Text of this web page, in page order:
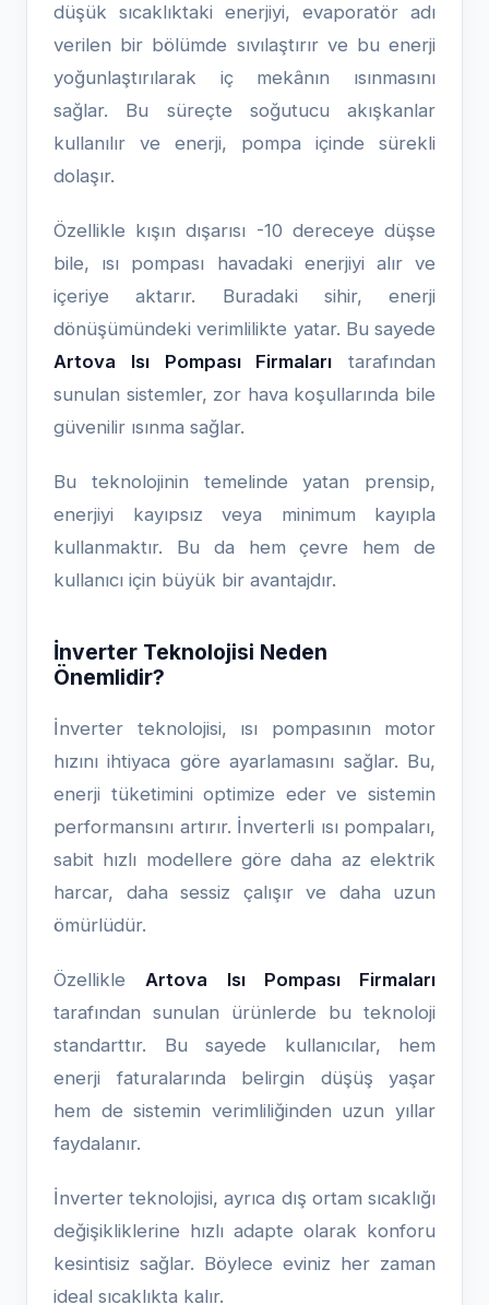
düşük sıcaklıktaki enerjiyi, evaporatör adı
verilen bir bölümde sıvılaştırır ve bu enerji
yoğunlaştırılarak iç mekânın ısınmasını
sağlar. Bu süreçte soğutucu akışkanlar
kullanılır ve enerji, pompa içinde sürekli
dolaşır.
Özellikle kışın dışarısı -10 dereceye düşse
bile, ısı pompası havadaki enerjiyi alır ve
içeriye aktarır. Buradaki sihir, enerji
dönüşümündeki verimlilikte yatar. Bu sayede
Artova Isı Pompası Firmaları tarafından
sunulan sistemler, zor hava koşullarında bile
güvenilir ısınma sağlar.
Bu teknolojinin temelinde yatan prensip,
enerjiyi kayıpsız veya minimum kayıpla
kullanmaktır. Bu da hem çevre hem de
kullanıcı için büyük bir avantajdır.
İnverter Teknolojisi Neden
Önemlidir?
İnverter teknolojisi, ısı pompasının motor
hızını ihtiyaca göre ayarlamasını sağlar. Bu,
enerji tüketimini optimize eder ve sistemin
performansını artırır. İnverterli ısı pompaları,
sabit hızlı modellere göre daha az elektrik
harcar, daha sessiz çalışır ve daha uzun
ömürlüdür.
ÖzellikleArtova Isı Pompası Firmaları
tarafından sunulan ürünlerde bu teknoloji
standarttır. Bu sayede kullanıcılar, hem
enerji faturalarında belirgin düşüş yaşar
hem de sistemin verimliliğinden uzun yıllar
faydalanır.
İnverter teknolojisi, ayrıca dış ortam sıcaklığı
değişikliklerine hızlı adapte olarak konforu
kesintisiz sağlar. Böylece eviniz her zaman
ideal sıcaklıkta kalır.